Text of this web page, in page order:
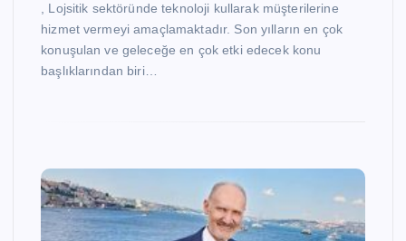
, Lojsitik sektöründe teknoloji kullarak müşterilerine
hizmet vermeyi amaçlamaktadır. Son yılların en çok
konuşulan ve geleceğe en çok etki edecek konu
başlıklarından biri…